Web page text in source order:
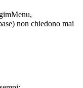
non chiedono mai